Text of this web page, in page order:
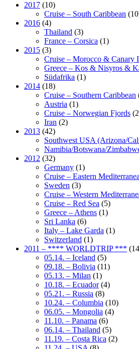
2017 (10)
Cruise – South Caribbean
2016 (4)
Thailand (3)
France – Corsica (1)
2015 (3)
Cruise – Morocco & Canary
Greece – Kos & Nisyros &
Südafrika (1)
2014 (18)
Cruise – Southern Caribbean
Austria (1)
Cruise – Norwegian Fjords
Iran (2)
2013 (42)
Southwest USA (Arizona/
Namibia/Botswana/
2012 (32)
Germany (1)
Cruise – Eastern
Sweden (3)
Cruise – Western
Cruise – Red Sea (5)
Greece – Athens (1)
Sri Lanka (6)
Italy – Lake Garda (1)
Switzerland (1)
2011 – **** WORLDTRIP ***
05.14. – Iceland (5)
09.18. – Bolivia (11)
05.13. – Milan (1)
10.18. – Ecuador(4)
05.21. – Russia (8)
10.24. – Columbia (10)
06.05. – Mongolia (4)
11.10. – Panama (6)
06.14. – Thailand (5)
11.19. – Costa Rica (2)